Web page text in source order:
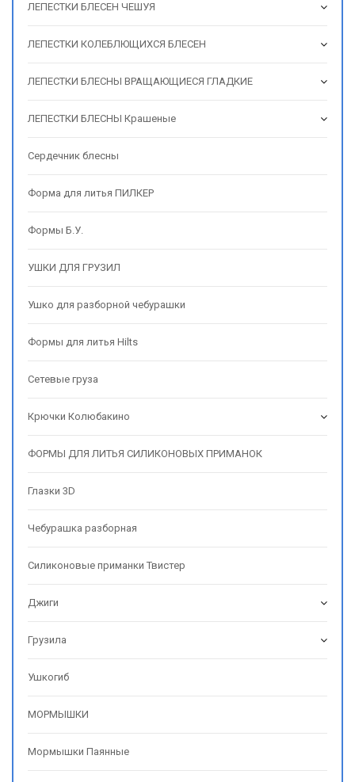
ЛЕПЕСТКИ БЛЕСЕН ЧЕШУЯ
ЛЕПЕСТКИ КОЛЕБЛЮЩИХСЯ БЛЕСЕН
ЛЕПЕСТКИ БЛЕСНЫ ВРАЩАЮЩИЕСЯ ГЛАДКИЕ
ЛЕПЕСТКИ БЛЕСНЫ Крашеные
Сердечник блесны
Форма для литья ПИЛКЕР
Формы Б.У.
УШКИ ДЛЯ ГРУЗИЛ
Ушко для разборной чебурашки
Формы для литья Hilts
Сетевые груза
Крючки Колюбакино
ФОРМЫ ДЛЯ ЛИТЬЯ СИЛИКОНОВЫХ ПРИМАНОК
Глазки 3D
Чебурашка разборная
Силиконовые приманки Твистер
Джиги
Грузила
Ушкогиб
МОРМЫШКИ
Мормышки Паянные